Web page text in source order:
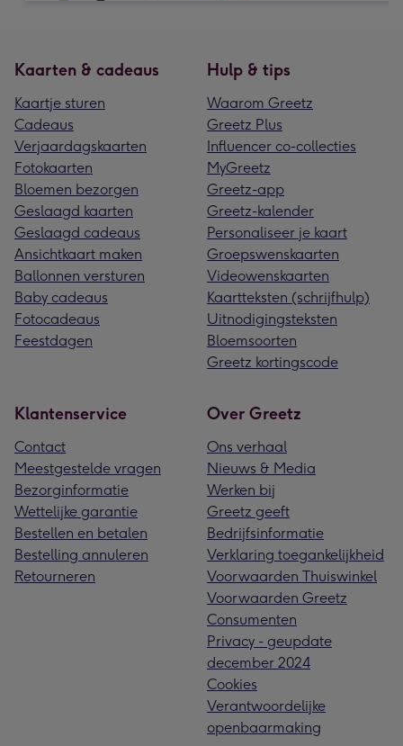
Kaarten & cadeaus
Kaartje sturen
Cadeaus
Verjaardagskaarten
Fotokaarten
Bloemen bezorgen
Geslaagd kaarten
Geslaagd cadeaus
Ansichtkaart maken
Ballonnen versturen
Baby cadeaus
Fotocadeaus
Feestdagen
Hulp & tips
Waarom Greetz
Greetz Plus
Influencer co-collecties
MyGreetz
Greetz-app
Greetz-kalender
Personaliseer je kaart
Groepswenskaarten
Videowenskaarten
Kaartteksten (schrijfhulp)
Uitnodigingsteksten
Bloemsoorten
Greetz kortingscode
Klantenservice
Contact
Meestgestelde vragen
Bezorginformatie
Wettelijke garantie
Bestellen en betalen
Bestelling annuleren
Retourneren
Over Greetz
Ons verhaal
Nieuws & Media
Werken bij
Greetz geeft
Bedrijfsinformatie
Verklaring toegankelijkheid
Voorwaarden Thuiswinkel
Voorwaarden Greetz
Consumenten
Privacy - geupdate
december 2024
Cookies
Verantwoordelijke
openbaarmaking